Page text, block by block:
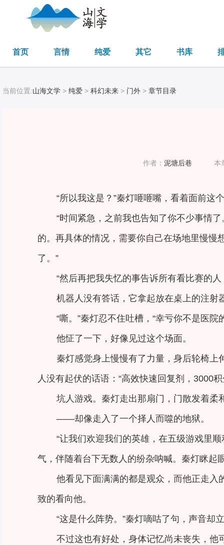
首页 言情 纯爱 其它 书库
当前位置:山海文学 > 纯爱 > 科幻未来 > 门外 > 章节目录
作者： 泥塘后巷 本
“所以我这是？”秦灯咂咂嘴，看着面前这
“时间紧急，之前我也告知了你不少事情
的。再具体的情况，需要你自己在场地里慢
了。”
“然后再把我失忆的事告诉所有看比赛的人
机器人没有答话，它拿起放在桌上的注射
“嘶。”秦灯忍不住吐槽，“幸亏你不是医
他怔了一下，好像见过这个场面。
秦灯感觉身上慢慢有了力量，身后轮椅
人没有起伏的话语：“高效快速回复剂，
坑人游戏。秦灯走出那扇门，门散发着
——却像走入了一个择人而噬的地狱。
“让我们欢迎我们的英雄，在五级游戏里
气，伴随着台下无数人的纷杂呐喊。秦灯眯起
他看见下面满满的都是观众，而他正走
致的看向他。
“这是什么阵势。”秦灯嘀咕了句，声音却
不过这也有好处，身体记忆尚未丧失，他